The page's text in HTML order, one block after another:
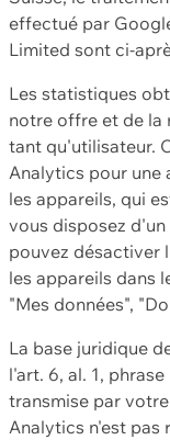
effectué par
Limited sont ci-
Les statistiques
notre offre et de la
tant qu'utilisateur.
Analytics pour une
les appareils, qui
vous disposez
pouvez désactiver
les appareils dans
"Mes données",
La base juridique
l'art. 6, al. 1,
transmise par
Analytics n'est pas